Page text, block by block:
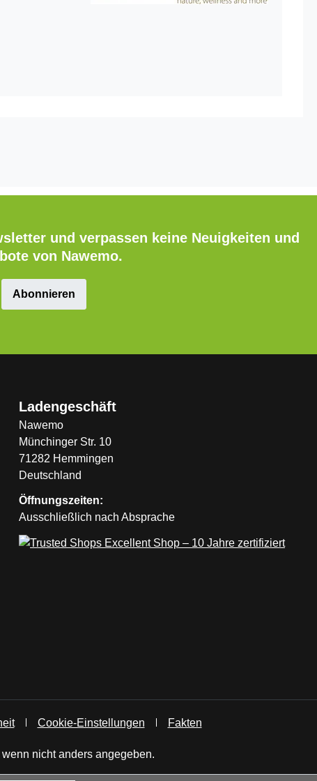
und verpassen keine Neuigkeiten und
von Nawemo.
Abonnieren
Ladengeschäft
Nawemo
Münchinger Str. 10
71282 Hemmingen
Deutschland
Öffnungszeiten:
Ausschließlich nach Absprache
Cookie-Einstellungen Fakten
nicht anders angegeben.